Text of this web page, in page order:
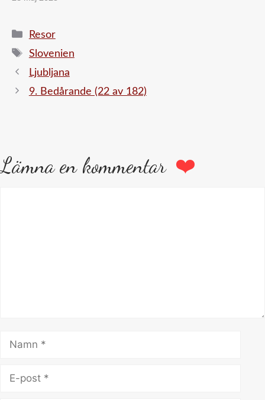
Kategorier
Resor
Etiketter
Slovenien
Ljubljana
9. Bedårande (22 av 182)
Lämna en kommentar
Namn